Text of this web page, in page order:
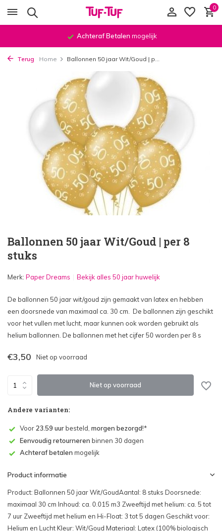
0
Achteraf Betalen mogelijk
Terug Home Ballonnen 50 jaar Wit/Goud | p...
Ballonnen 50 jaar Wit/Goud | per 8
stuks
Merk: Paper Dreams Bekijk alles 50 jaar huwelijk
De ballonnen 50 jaar wit/goud zijn gemaakt van latex en hebben
een doorsnede van maximaal ca. 30 cm. De ballonnen zijn geschikt
voor het vullen met lucht, maar kunnen ook worden gebruikt als
helium ballonnen. De ballonnen met het cijfer 50 worden per 8 s
€3,50 Niet op voorraad
Niet op voorraad
Andere varianten:
Voor 23.59 uurbesteld, morgen bezorgd!*
Eenvoudig retourneren binnen 30 dagen
Achteraf betalen mogelijk
Product informatie
Product: Ballonnen 50 jaar Wit/GoudAantal: 8 stuks Doorsnede:
maximaal 30 cm Inhoud: ca. 0.015 m3 Zweeftijd met helium: ca. 5 tot
7 uur Zweeftijd met helium en Hi-Float: 3 tot 5 dagen Geschikt voor:
Helium en Lucht Kleur: Wit/Goud Materiaal: Latex (100% biologisch